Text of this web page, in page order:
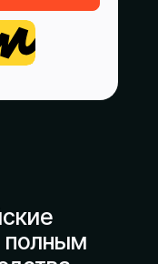
полным